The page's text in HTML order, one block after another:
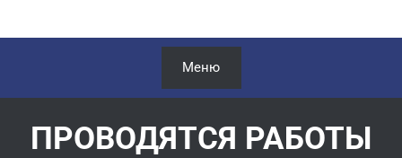
Меню
ПРОВОДЯТСЯ РАБОТЫ